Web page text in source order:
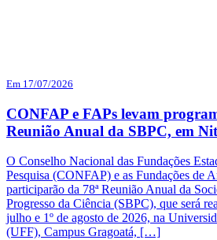
Em 17/07/2026
CONFAP e FAPs levam
Reunião Anual da SBPC, em
O Conselho Nacional das Fundações
Pesquisa (CONFAP) e as Fundações de
participarão da 78ª Reunião Anual da
Progresso da Ciência (SBPC), que será
julho e 1º de agosto de 2026, na
(UFF), Campus Gragoatá, […]